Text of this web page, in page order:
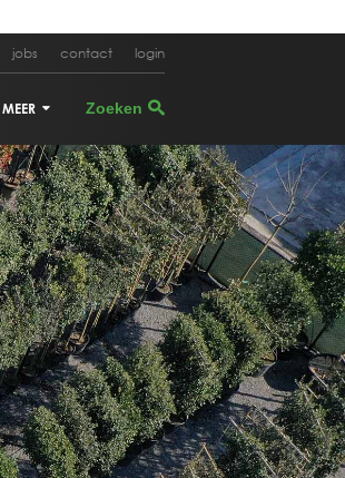
jobs contact login
MEER
CUPRESSUS SEMPERVIRENS
OLEA EUROPEA
CERCIS SILIQUASTRUM
ACER PALMATUM
ALBIZIA JULIBRISSIN
PHYLLOSTACHYS AUREA